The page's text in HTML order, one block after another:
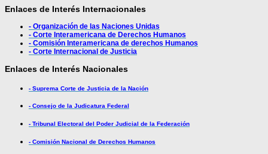
Enlaces de Interés Internacionales
- Organización de las Naciones Unidas
- Corte Interamericana de Derechos Humanos
- Comisión Interamericana de derechos Humanos
- Corte Internacional de Justicia
Enlaces de Interés Nacionales
- Suprema Corte de Justicia de la Nación
- Consejo de la Judicatura Federal
- Tribunal Electoral del Poder Judicial de la Federación
- Comisión Nacional de Derechos Humanos